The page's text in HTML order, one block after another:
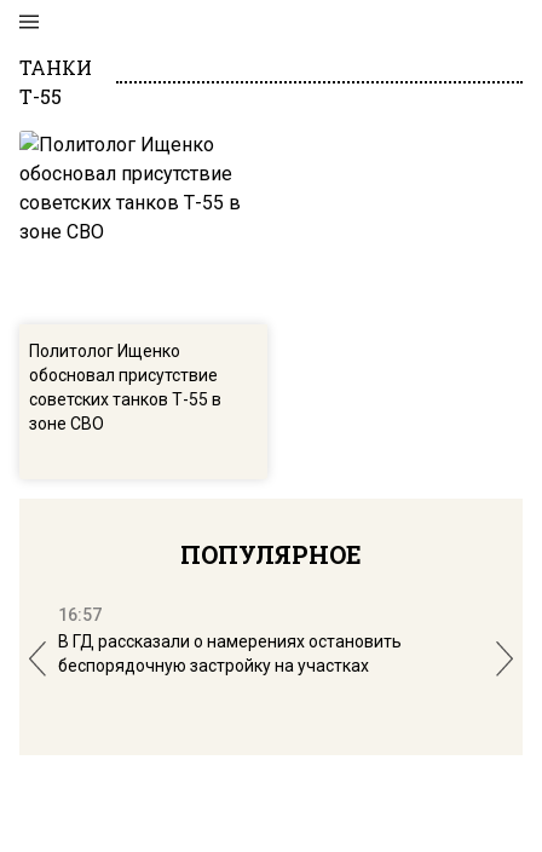
ТАНКИ
Т-55
Политолог Ищенко
обосновал присутствие
советских танков Т-55 в
зоне СВО
ПОПУЛЯРНОЕ
16:57
В ГД рассказали о намерениях остановить
беспорядочную застройку на участках